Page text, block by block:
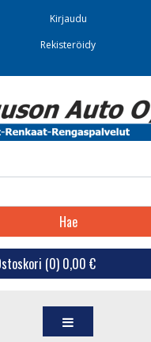
Kirjaudu
Rekisteröidy
Hae
(0) 0,00 €